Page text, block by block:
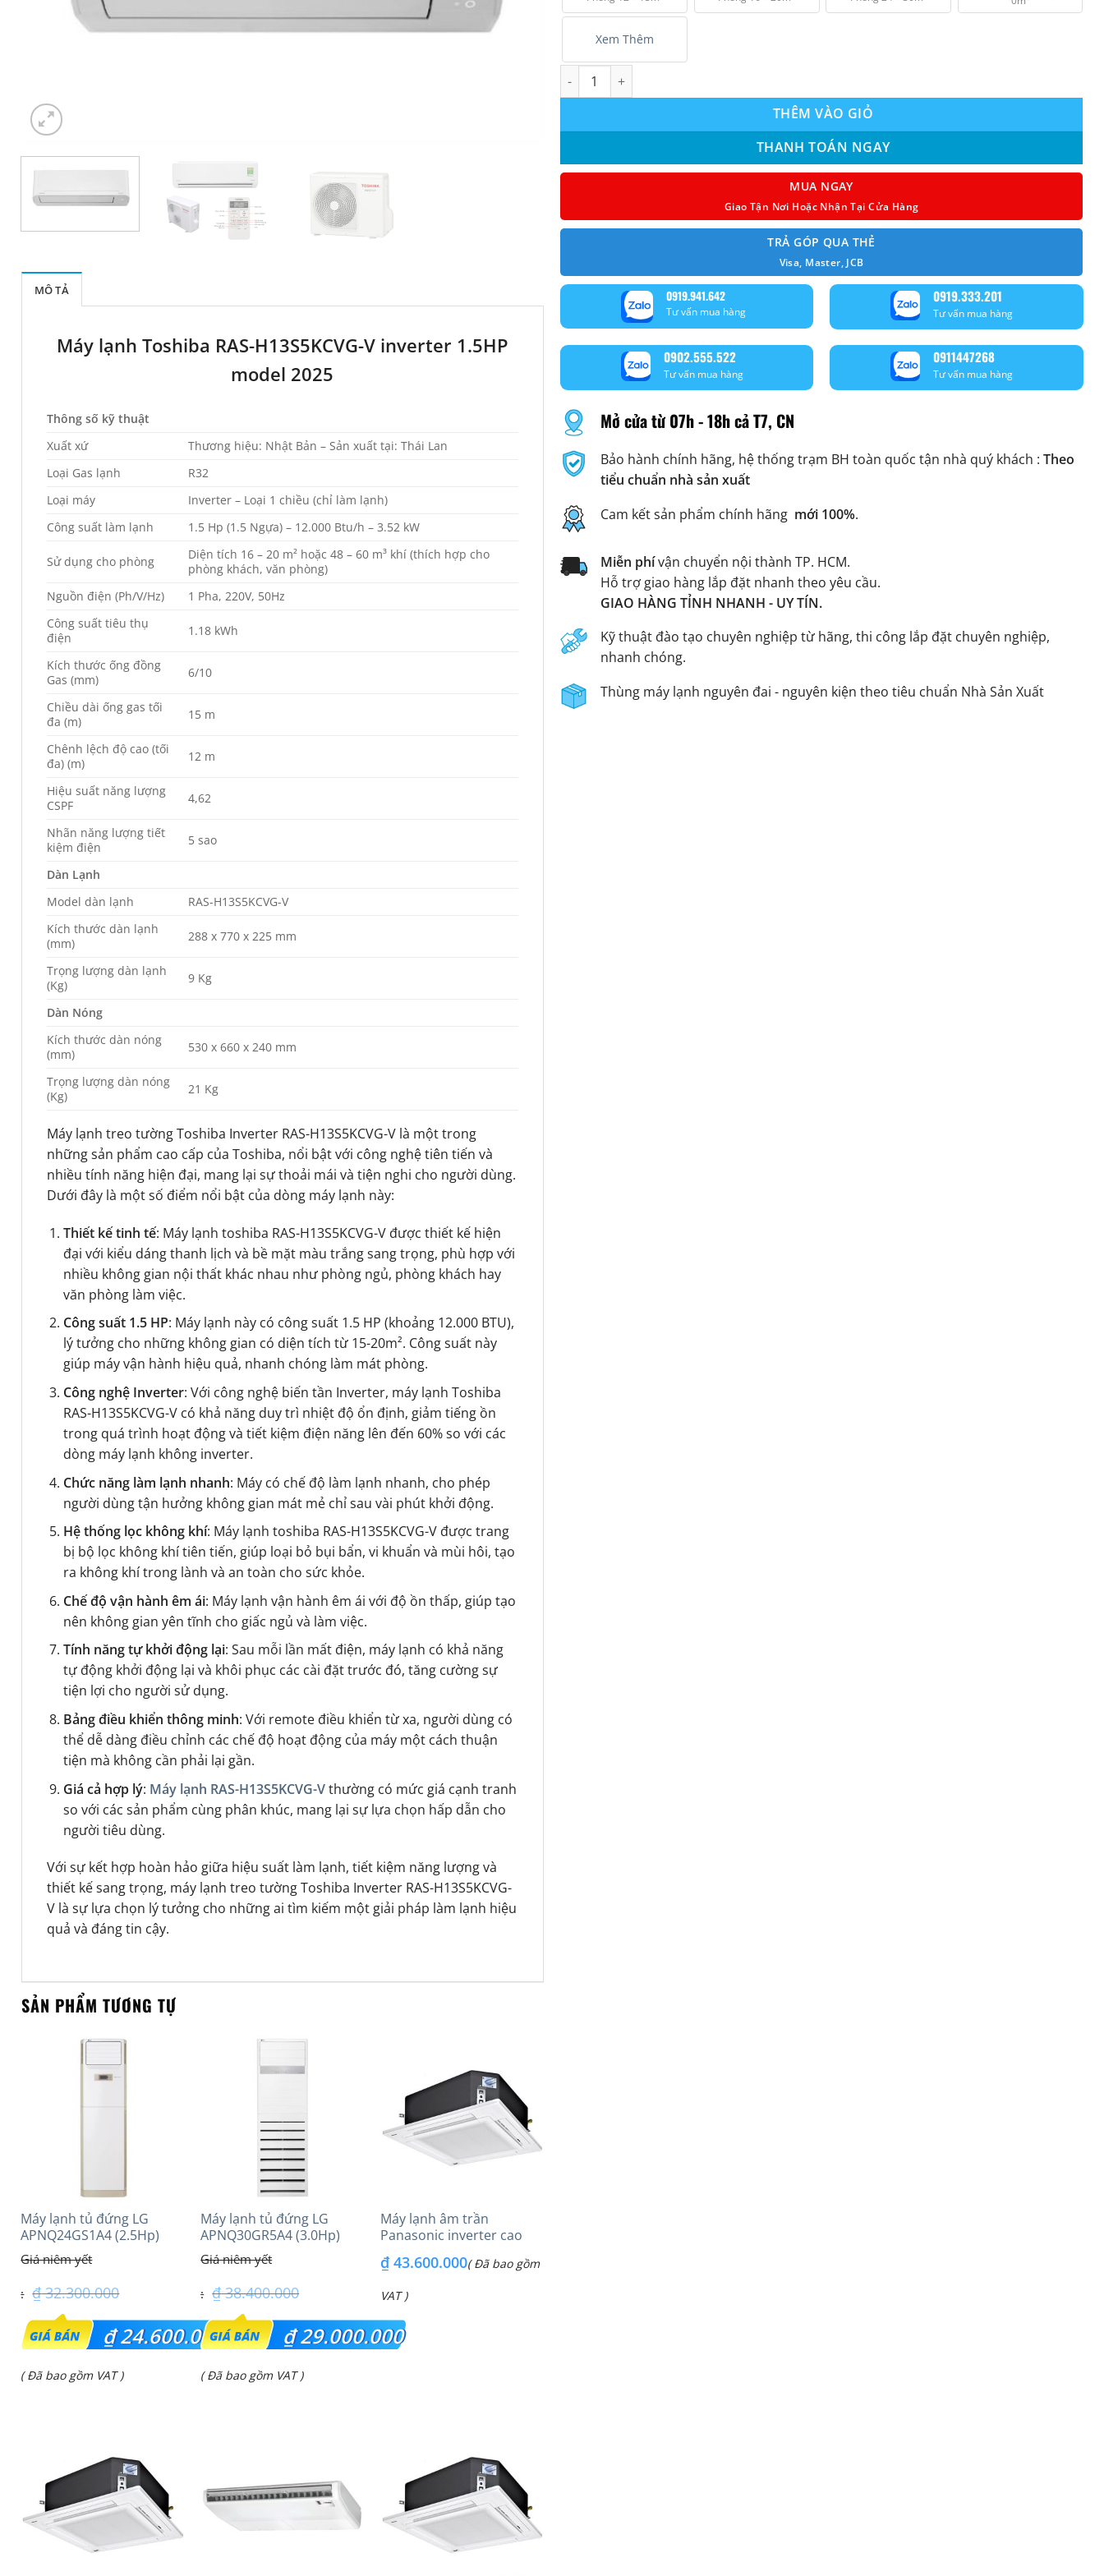
MÔ TẢ
Máy lạnh Toshiba RAS-H13S5KCVG-V inverter 1.5HP
model 2025
Thông số kỹ thuật
Xuất xứ
Thương hiệu: Nhật Bản – Sản xuất tại: Thái Lan
Loại Gas lạnh
R32
Loại máy
Inverter – Loại 1 chiều (chỉ làm lạnh)
Công suất làm lạnh
1.5 Hp (1.5 Ngựa) – 12.000 Btu/h – 3.52 kW
Sử dụng cho phòng
Diện tích 16 – 20 m² hoặc 48 – 60 m³ khí (thích hợp cho
phòng khách, văn phòng)
Nguồn điện (Ph/V/Hz)
1 Pha, 220V, 50Hz
Công suất tiêu thụ
điện
1.18 kWh
Kích thước ống đồng
Gas (mm)
6/10
Chiều dài ống gas tối
đa (m)
15 m
Chênh lệch độ cao (tối
đa) (m)
12 m
Hiệu suất năng lượng
CSPF
4,62
Nhãn năng lượng tiết
kiệm điện
5 sao
Dàn Lạnh
Model dàn lạnh
RAS-H13S5KCVG-V
Kích thước dàn lạnh
(mm)
288 x 770 x 225 mm
Trọng lượng dàn lạnh
(Kg)
9 Kg
Dàn Nóng
Kích thước dàn nóng
(mm)
530 x 660 x 240 mm
Trọng lượng dàn nóng
(Kg)
21 Kg
Máy lạnh treo tường Toshiba Inverter RAS-H13S5KCVG-V là một trong
những sản phẩm cao cấp của Toshiba, nổi bật với công nghệ tiên tiến và
nhiều tính năng hiện đại, mang lại sự thoải mái và tiện nghi cho người dùng.
Dưới đây là một số điểm nổi bật của dòng máy lạnh này:
Thiết kế tinh tế: Máy lạnh toshiba RAS-H13S5KCVG-V được thiết kế hiện
đại với kiểu dáng thanh lịch và bề mặt màu trắng sang trọng, phù hợp với
nhiều không gian nội thất khác nhau như phòng ngủ, phòng khách hay
văn phòng làm việc.
Công suất 1.5 HP: Máy lạnh này có công suất 1.5 HP (khoảng 12.000 BTU),
lý tưởng cho những không gian có diện tích từ 15-20m². Công suất này
giúp máy vận hành hiệu quả, nhanh chóng làm mát phòng.
Công nghệ Inverter: Với công nghệ biến tần Inverter, máy lạnh Toshiba
RAS-H13S5KCVG-V có khả năng duy trì nhiệt độ ổn định, giảm tiếng ồn
trong quá trình hoạt động và tiết kiệm điện năng lên đến 60% so với các
dòng máy lạnh không inverter.
Chức năng làm lạnh nhanh: Máy có chế độ làm lạnh nhanh, cho phép
người dùng tận hưởng không gian mát mẻ chỉ sau vài phút khởi động.
Hệ thống lọc không khí: Máy lạnh toshiba RAS-H13S5KCVG-V được trang
bị bộ lọc không khí tiên tiến, giúp loại bỏ bụi bẩn, vi khuẩn và mùi hôi, tạo
ra không khí trong lành và an toàn cho sức khỏe.
Chế độ vận hành êm ái: Máy lạnh vận hành êm ái với độ ồn thấp, giúp tạo
nên không gian yên tĩnh cho giấc ngủ và làm việc.
Tính năng tự khởi động lại: Sau mỗi lần mất điện, máy lạnh có khả năng
tự động khởi động lại và khôi phục các cài đặt trước đó, tăng cường sự
tiện lợi cho người sử dụng.
Bảng điều khiển thông minh: Với remote điều khiển từ xa, người dùng có
thể dễ dàng điều chỉnh các chế độ hoạt động của máy một cách thuận
tiện mà không cần phải lại gần.
Giá cả hợp lý: Máy lạnh RAS-H13S5KCVG-Vthường có mức giá cạnh tranh
so với các sản phẩm cùng phân khúc, mang lại sự lựa chọn hấp dẫn cho
người tiêu dùng.
Với sự kết hợp hoàn hảo giữa hiệu suất làm lạnh, tiết kiệm năng lượng và
thiết kế sang trọng, máy lạnh treo tường Toshiba Inverter RAS-H13S5KCVG-
V là sự lựa chọn lý tưởng cho những ai tìm kiếm một giải pháp làm lạnh hiệu
quả và đáng tin cậy.
SẢN PHẨM TƯƠNG TỰ
Máy lạnh tủ đứng LG
APNQ24GS1A4 (2.5Hp)
Inverter
₫32.300.000
Giá
gốc
là:
₫24.600.000
Giá
( Đã bao gồm VAT )
Máy lạnh tủ đứng LG
APNQ30GR5A4 (3.0Hp)
Inverter
₫38.400.000
Giá
gốc
là:
₫29.000.000
Giá
₫ 29.000.000.
( Đã bao gồm VAT )
Máy lạnh âm trần
Panasonic inverter cao
3448PU3HA/U-48PRH1H8
₫ 43.600.000( Đã bao gồm
VAT )
₫ 9.350.000.
Xem Thêm
Máy lạnh Toshiba RAS-H13S5KCVG-V inverter 1.5HP model 2025 số lượng
THÊM VÀO GIỎ
THANH TOÁN NGAY
MUA NGAY
Giao Tận Nơi Hoặc Nhận Tại Cửa Hàng
TRẢ GÓP QUA THẺ
Visa, Master, JCB
0919.941.642
Tư vấn mua hàng
0919.333.201
Tư vấn mua hàng
0902.555.522
Tư vấn mua hàng
0911447268
Tư vấn mua hàng
Mở cửa từ 07h - 18h cả T7, CN
Bảo hành chính hãng, hệ thống trạm BH toàn quốc tận nhà quý khách : Theo
tiểu chuẩn nhà sản xuất
Cam kết sản phẩm chính hãng mới 100%.
Miễn phívận chuyển nội thành TP. HCM.
Hỗ trợ giao hàng lắp đặt nhanh theo yêu cầu.
GIAO HÀNG TỈNH NHANH - UY TÍN.
Kỹ thuật đào tạo chuyên nghiệp từ hãng, thi công lắp đặt chuyên nghiệp,
nhanh chóng.
Thùng máy lạnh nguyên đai - nguyên kiện theo tiêu chuẩn Nhà Sản Xuất